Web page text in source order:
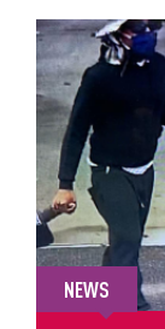
NEWS